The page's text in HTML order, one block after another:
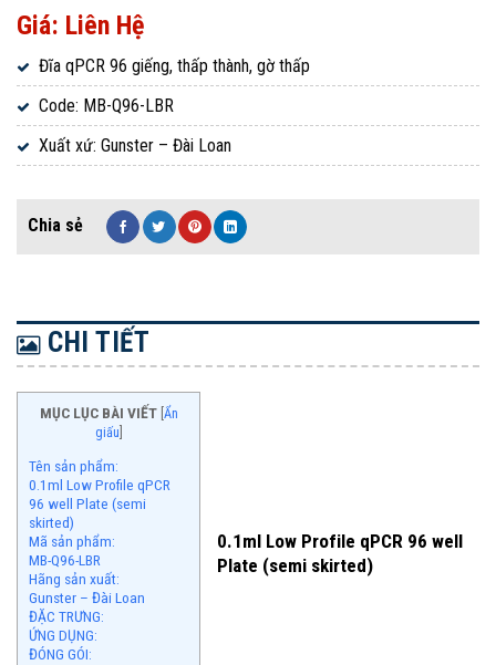
Giá: Liên Hệ
Đĩa qPCR 96 giếng, thấp thành, gờ thấp
Code: MB-Q96-LBR
Xuất xứ: Gunster – Đài Loan
CHI TIẾT
MỤC LỤC BÀI VIẾT Ẩn
giấu
Tên sản phẩm:
0.1ml Low Profile qPCR
96 well Plate (semi
skirted)
Mã sản phẩm:
MB-Q96-LBR
Hãng sản xuất:
Gunster – Đài Loan
ĐẶC TRƯNG:
ỨNG DỤNG:
ĐÓNG GÓI:
0.1ml Low Profile qPCR 96 well
Plate (semi skirted)